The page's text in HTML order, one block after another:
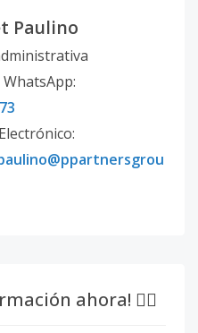
Paulino
ahora! 👇🏽